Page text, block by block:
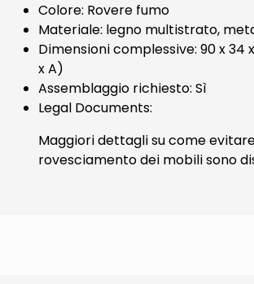
Colore: Rovere fumo
Materiale: legno multistrato,
Dimensioni complessive: 90 x 34
x A)
Assemblaggio richiesto: Sì
Legal Documents:
Maggiori dettagli su come
rovesciamento dei mobili sono